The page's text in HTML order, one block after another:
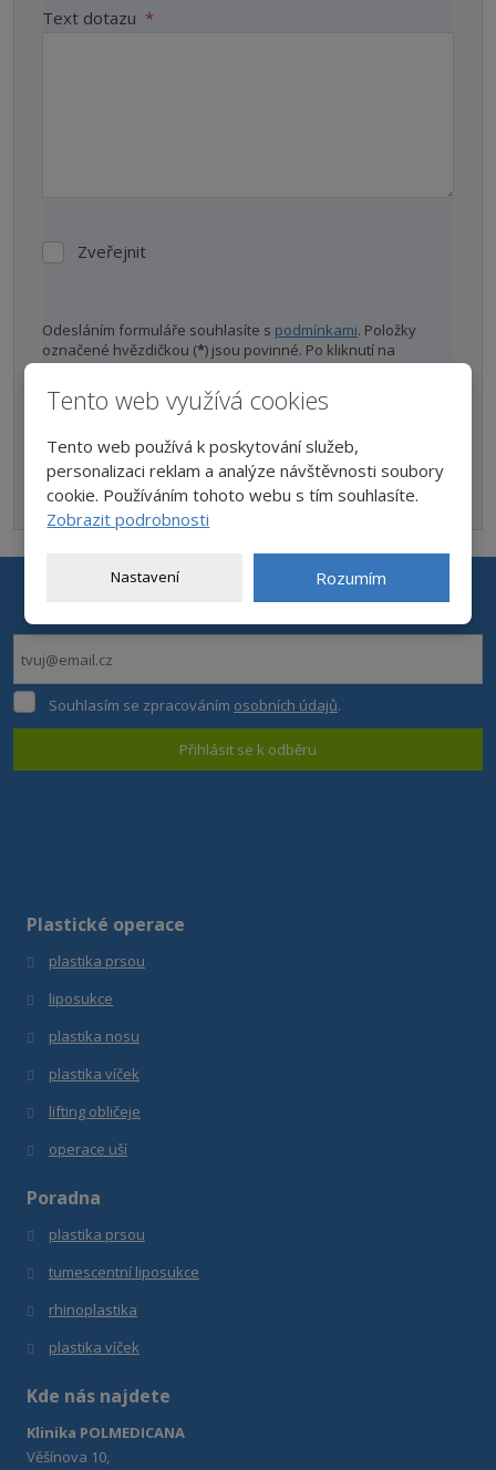
Text dotazu *
Zveřejnit
Zveřejnit
Odesláním formuláře souhlasíte s podmínkami. Položky
označené hvězdičkou (*) jsou povinné. Po kliknutí na
"Odeslat zprávu", bude zpráva zaslána na náš e-mail.
Odpověď můžete očekávat do 2 pracovních dnů. Většinou to
ale bývá do pár hodin.
ODESLAT DOTAZ
Formulář
nepodařilo
odeslat.Novinky a akce na váš e-mail
Souhlasím
Souhlasím se zpracováním osobních údajů.
Přihlásit se k odběru
Plastické operace
plastika prsou
liposukce
plastika nosu
plastika víček
lifting obličeje
operace uší
Poradna
plastika prsou
tumescentní liposukce
rhinoplastika
plastika víček
Kde nás najdete
Klinika POLMEDICANA
Věšínova 10,
Tento web využívá cookies
Tento web používá k poskytování služeb,
personalizaci reklam a analýze návštěvnosti soubory
cookie. Používáním tohoto webu s tím souhlasíte.
Zobrazit podrobnosti
Nastavení Rozumím